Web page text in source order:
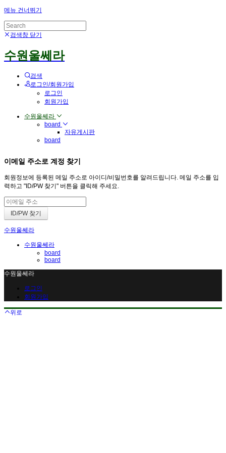
메뉴 건너뛰기
검색창 닫기
수원울쎄라
검색
로그인/회원가입
로그인
회원가입
수원울쎄라
board
자유게시판
board
이메일 주소로 계정 찾기
회원정보에 등록된 메일 주소로 아이디/비밀번호를 알려드립니다. 메일 주소를 입
력하고 "ID/PW 찾기" 버튼을 클릭해 주세요.
수원울쎄라
수원울쎄라
board
board
수원울쎄라
로그인
회원가입
위로